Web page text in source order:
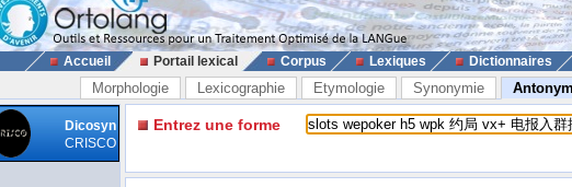
Accueil Portail lexical Corpus Lexiques Dictionnaires
Morphologie Lexicographie Etymologie Synonymie
Dicosyn
CRISCO
Entrez une forme